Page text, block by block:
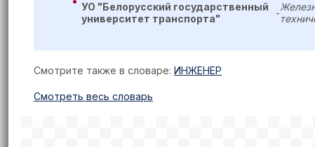
УО "Белорусский государственный
университет транспорта"
-
Смотрите также в словаре: ИНЖЕНЕР
Cмотреть весь словарь